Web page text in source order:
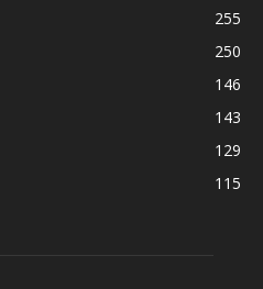
255
250
146
143
129
115